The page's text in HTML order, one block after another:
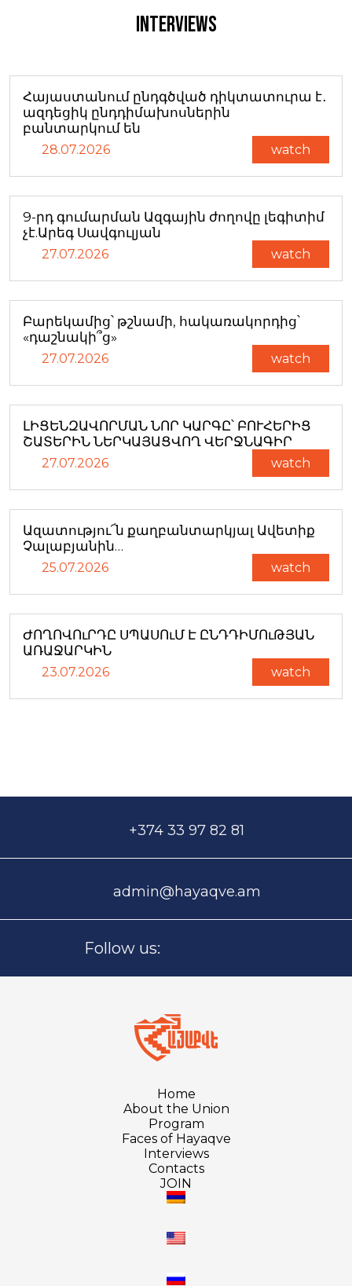
Interviews
Հայաստանում ընդգծված դիկտատուրա է․
ազդեցիկ ընդդիմախոսներին
բանտարկում են
28.07.2026 watch
9-րդ գումարման Ազգային ժողովը լեգիտիմ
չէ.Արեգ Սավգուլյան
27.07.2026 watch
Բարեկամից՝ թշնամի, հակառակորդից՝
«դաշնակի՞ց»
27.07.2026 watch
ԼԻՑԵՆԶԱՎՈՐՄԱՆ ՆՈՐ ԿԱՐԳԸ՝ ԲՈՒՀԵՐԻՑ
ՇԱՏԵՐԻՆ ՆԵՐԿԱՅԱՑՎՈՂ ՎԵՐՋՆԱԳԻՐ
27.07.2026 watch
Ազատությու՜ն քաղբանտարկյալ Ավետիք
Չալաբյանին…
25.07.2026 watch
ԺՈՂՈՎՈւՐԴԸ ՍՊԱՍՈւՄ Է ԸՆԴԴԻՄՈւԹՅԱՆ
ԱՌԱՋԱՐԿԻՆ
23.07.2026 watch
+374 33 97 82 81
admin@hayaqve.am
Follow us:
Home
About the Union
Program
Faces of Hayaqve
Interviews
Contacts
JOIN